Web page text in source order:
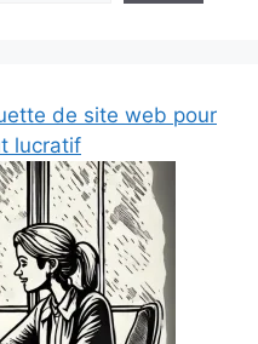
de site web pour
lucratif